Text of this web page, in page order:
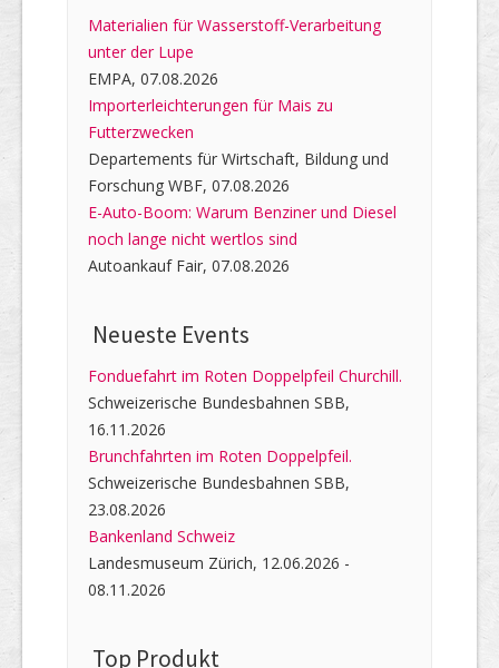
Materialien für Wasserstoff-Verarbeitung
unter der Lupe
EMPA, 07.08.2026
Importerleichterungen für Mais zu
Futterzwecken
Departements für Wirtschaft, Bildung und
Forschung WBF, 07.08.2026
E-Auto-Boom: Warum Benziner und Diesel
noch lange nicht wertlos sind
Autoankauf Fair, 07.08.2026
Neueste Events
Fonduefahrt im Roten Doppelpfeil Churchill.
Schweizerische Bundesbahnen SBB,
16.11.2026
Brunchfahrten im Roten Doppelpfeil.
Schweizerische Bundesbahnen SBB,
23.08.2026
Bankenland Schweiz
Landesmuseum Zürich, 12.06.2026 -
08.11.2026
Top Produkt